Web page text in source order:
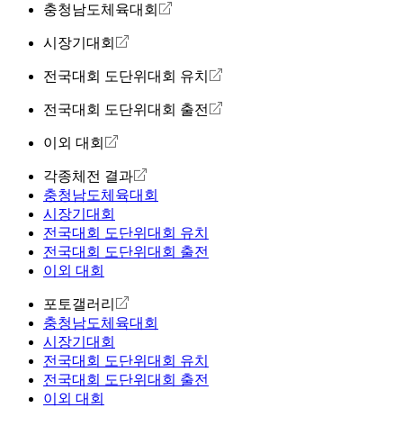
충청남도체육대회
시장기대회
전국대회 도단위대회 유치
전국대회 도단위대회 출전
이외 대회
각종체전 결과
충청남도체육대회
시장기대회
전국대회 도단위대회 유치
전국대회 도단위대회 출전
이외 대회
포토갤러리
충청남도체육대회
시장기대회
전국대회 도단위대회 유치
전국대회 도단위대회 출전
이외 대회